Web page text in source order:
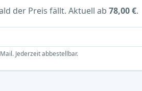
der Preis fällt. Aktuell ab 78,00 €.
Jederzeit abbestellbar.